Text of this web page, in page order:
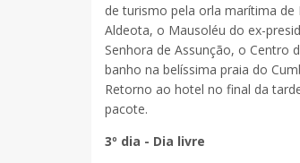
de turismo pela orla marítima
Aldeota, o Mausoléu do ex-
Senhora de Assunção, o Centro
banho na belíssima praia do
Retorno ao hotel no final da
pacote.
3º dia - Dia livre